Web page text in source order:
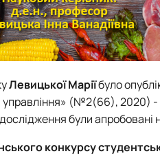
Левицької Маріїбуло
управління» (№2(66), 2020) -
були
конкурсу